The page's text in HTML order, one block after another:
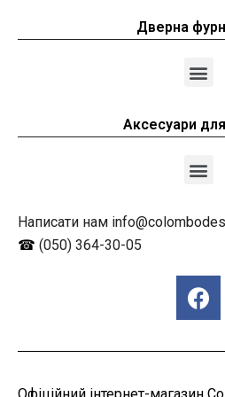
Дверна
Аксесуари
Написати нам
☎ (050) 364-30-05